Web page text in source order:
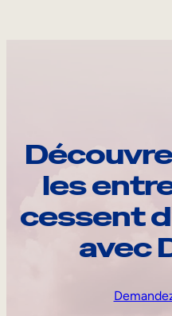
les
cessent
avec